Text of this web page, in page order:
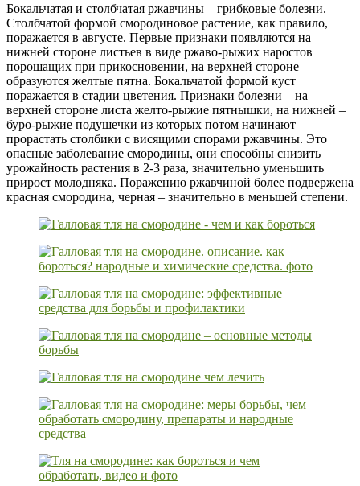
Бокальчатая и столбчатая ржавчины – грибковые болезни.
Столбчатой формой смородиновое растение, как правило,
поражается в августе. Первые признаки появляются на
нижней стороне листьев в виде ржаво-рыжих наростов
порошащих при прикосновении, на верхней стороне
образуются желтые пятна. Бокальчатой формой куст
поражается в стадии цветения. Признаки болезни – на
верхней стороне листа желто-рыжие пятнышки, на нижней –
буро-рыжие подушечки из которых потом начинают
прорастать столбики с висящими спорами ржавчины. Это
опасные заболевание смородины, они способны снизить
урожайность растения в 2-3 раза, значительно уменьшить
прирост молодняка. Поражению ржавчиной более подвержена
красная смородина, черная – значительно в меньшей степени.